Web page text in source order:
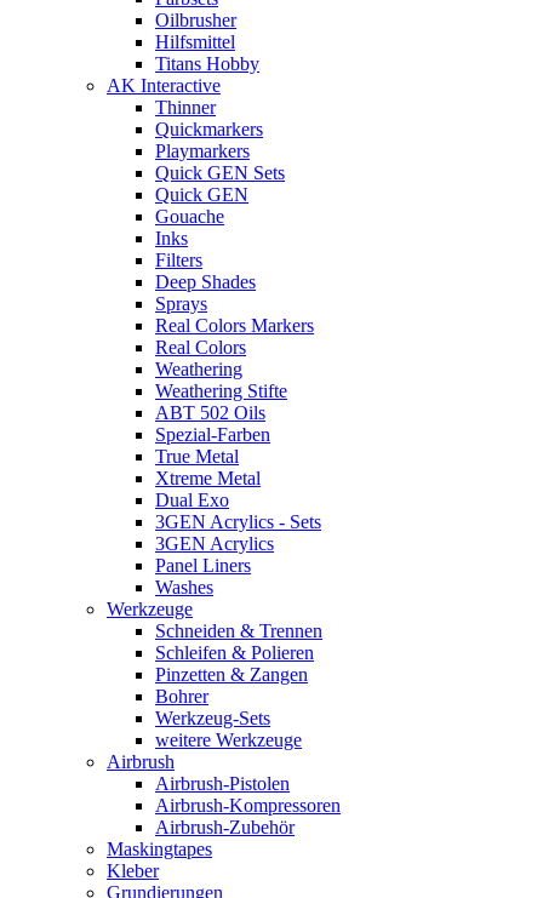
Oilbrusher
Hilfsmittel
Titans Hobby
AK Interactive
Thinner
Quickmarkers
Playmarkers
Quick GEN Sets
Quick GEN
Gouache
Inks
Filters
Deep Shades
Sprays
Real Colors Markers
Real Colors
Weathering
Weathering Stifte
ABT 502 Oils
Spezial-Farben
True Metal
Xtreme Metal
Dual Exo
3GEN Acrylics - Sets
3GEN Acrylics
Panel Liners
Washes
Werkzeuge
Schneiden & Trennen
Schleifen & Polieren
Pinzetten & Zangen
Bohrer
Werkzeug-Sets
weitere Werkzeuge
Airbrush
Airbrush-Pistolen
Airbrush-Kompressoren
Airbrush-Zubehör
Maskingtapes
Kleber
Grundierungen